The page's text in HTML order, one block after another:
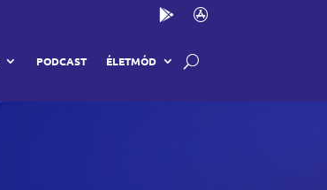
PODCAST ÉLETMÓD